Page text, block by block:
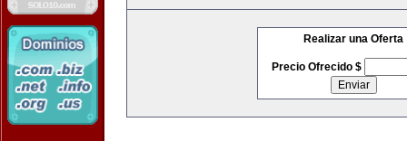
Realizar una Oferta
Precio Ofrecido $